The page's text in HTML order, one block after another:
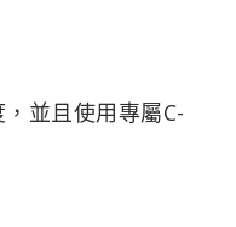
並且使用專屬C-